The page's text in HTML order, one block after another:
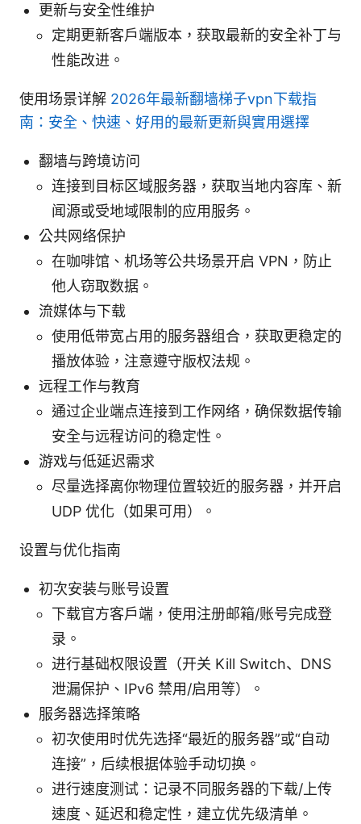
更新与安全性维护
定期更新客户端版本，获取最新的安全补丁与
性能改进。
使用场景详解 2026年最新翻墙梯子vpn下载指
南：安全、快速、好用的最新更新與實用選擇
翻墙与跨境访问
连接到目标区域服务器，获取当地内容库、新
闻源或受地域限制的应用服务。
公共网络保护
在咖啡馆、机场等公共场景开启 VPN，防止
他人窃取数据。
流媒体与下载
使用低带宽占用的服务器组合，获取更稳定的
播放体验，注意遵守版权法规。
远程工作与教育
通过企业端点连接到工作网络，确保数据传输
安全与远程访问的稳定性。
游戏与低延迟需求
尽量选择离你物理位置较近的服务器，并开启
UDP 优化（如果可用）。
设置与优化指南
初次安装与账号设置
下载官方客户端，使用注册邮箱/账号完成登
录。
进行基础权限设置（开关 Kill Switch、DNS
泄漏保护、IPv6 禁用/启用等）。
服务器选择策略
初次使用时优先选择“最近的服务器”或“自动
连接”，后续根据体验手动切换。
进行速度测试：记录不同服务器的下载/上传
速度、延迟和稳定性，建立优先级清单。